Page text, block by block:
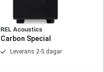
REL Acoustics
Carbon Special
Leverans 2-5 dagar